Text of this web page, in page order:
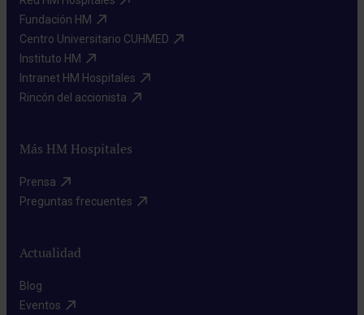
Fundación HM​
Centro Universitario CUHMED​
Instituto HM​
Intranet HM Hospitales​
Rincón del accionista​
Más HM Hospitales
Prensa​
Preguntas frecuentes​
Actualidad
Blog​
Eventos​